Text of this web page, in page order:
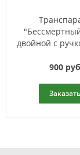
двойной с
900 руб
Заказать